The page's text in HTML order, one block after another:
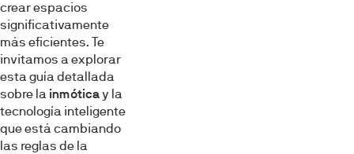
crear espacios
significativamente
más eficientes. Te
invitamos a explorar
esta guía detallada
sobre la inmóticay la
tecnología inteligente
que está cambiando
las reglas de la